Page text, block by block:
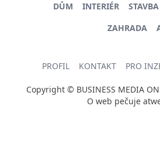
DŮM INTERIÉR STAVBA
ZAHRADA
PROFIL KONTAKT PRO
Copyright © BUSINESS MEDIA